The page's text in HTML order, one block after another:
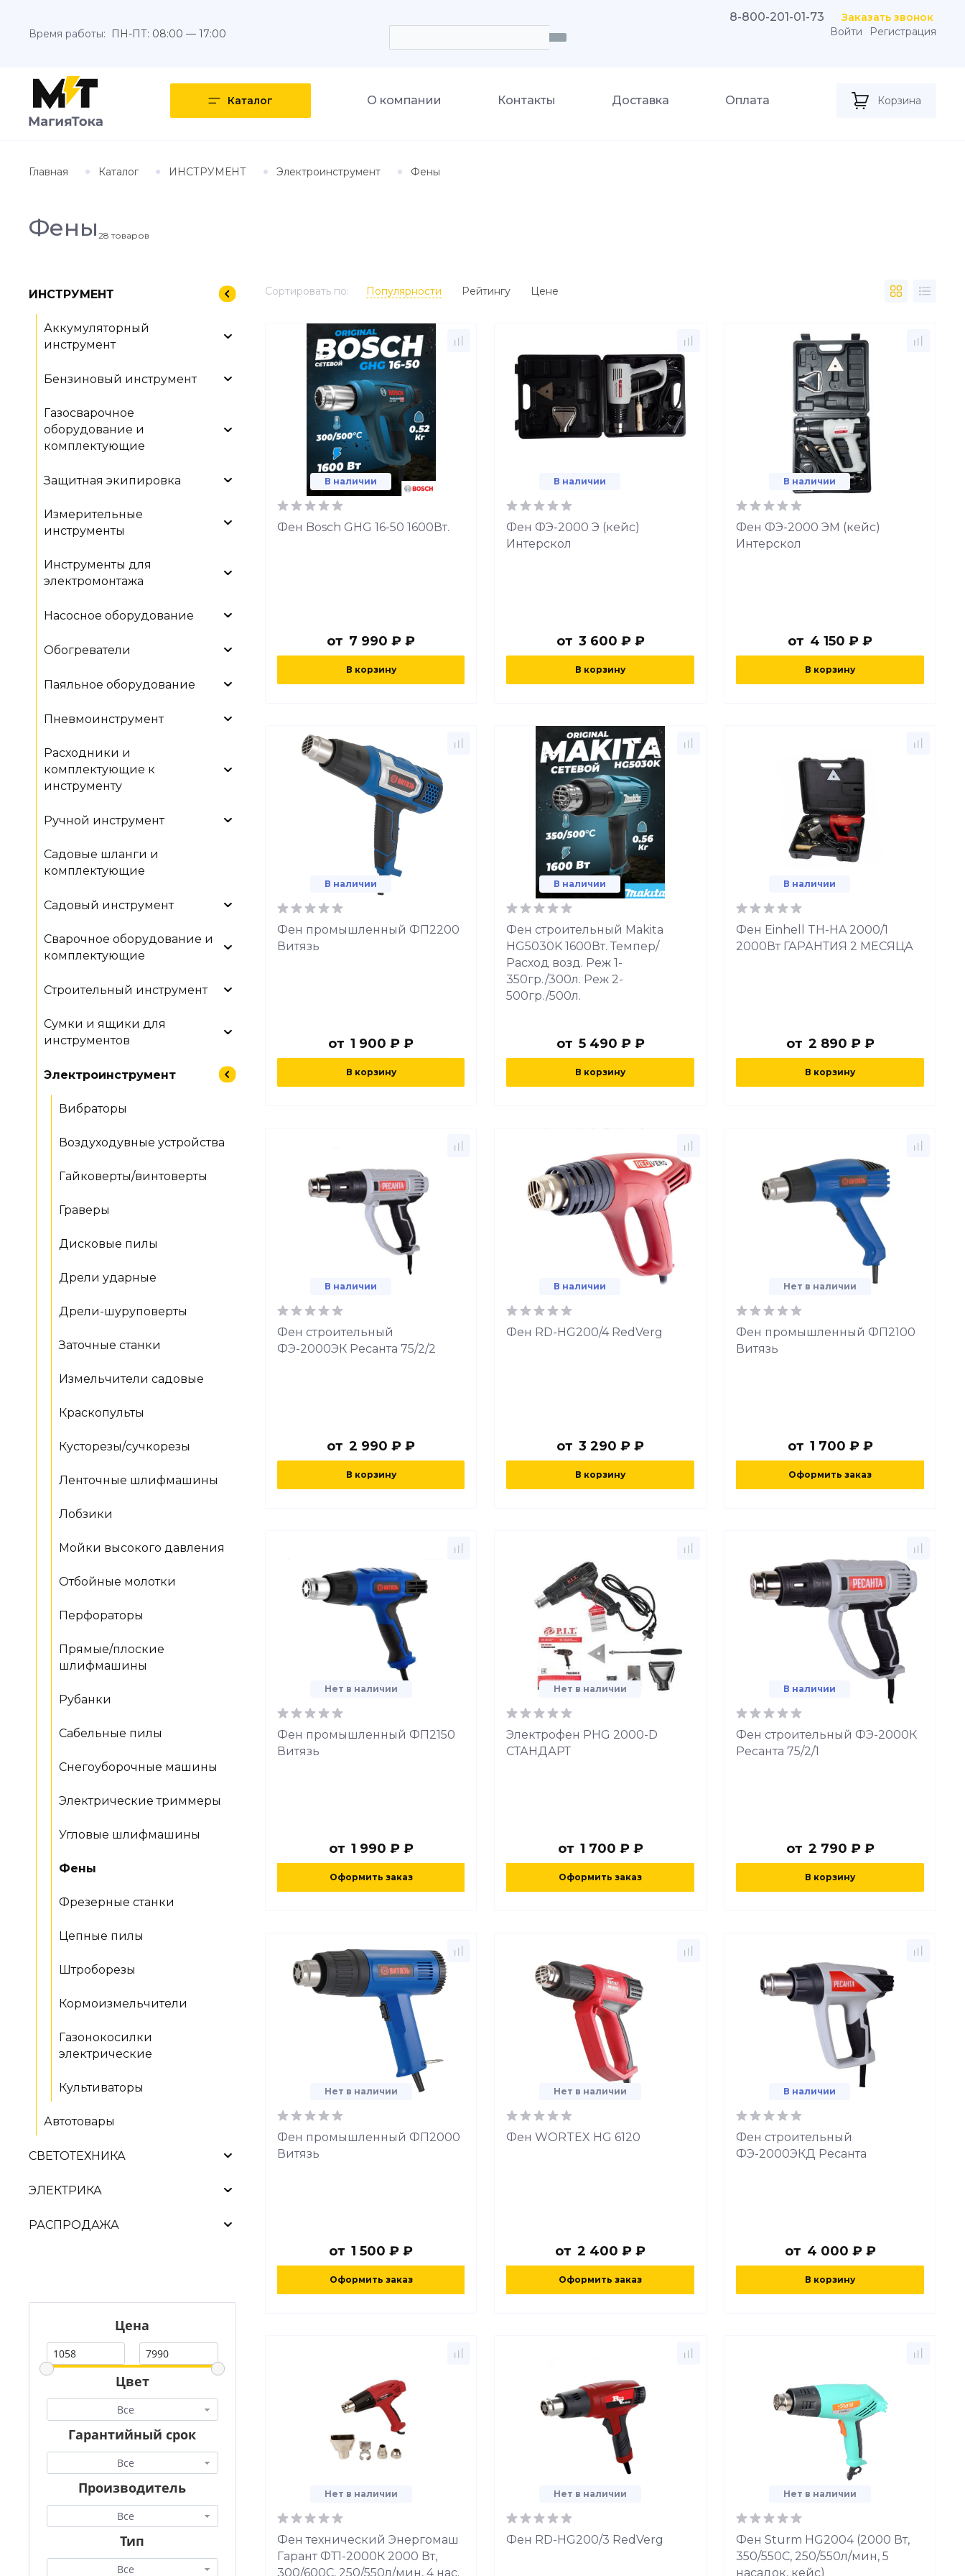
Время работы: ПН-ПТ: 08:00 — 17:00
8-800-201-01-73
Заказать звонок
Войти
Регистрация
Каталог О компании Контакты Доставка Оплата Корзина
Главная Каталог ИНСТРУМЕНТ Электроинструмент Фены
Фены 28 товаров
ИНСТРУМЕНТ
Аккумуляторный
инструмент
Бензиновый инструмент
Газосварочное
оборудование и
комплектующие
Защитная экипировка
Измерительные
инструменты
Инструменты для
электромонтажа
Насосное оборудование
Обогреватели
Паяльное оборудование
Пневмоинструмент
Расходники и
комплектующие к
инструменту
Ручной инструмент
Садовые шланги и
комплектующие
Садовый инструмент
Сварочное оборудование и
комплектующие
Строительный инструмент
Сумки и ящики для
инструментов
Электроинструмент
Вибраторы
Воздуходувные устройства
Гайковерты/винтоверты
Граверы
Дисковые пилы
Дрели ударные
Дрели-шуруповерты
Заточные станки
Измельчители садовые
Краскопульты
Кусторезы/сучкорезы
Ленточные шлифмашины
Лобзики
Мойки высокого давления
Отбойные молотки
Перфораторы
Прямые/плоские
шлифмашины
Рубанки
Сабельные пилы
Снегоуборочные машины
Электрические триммеры
Угловые шлифмашины
Фены
Фрезерные станки
Цепные пилы
Штроборезы
Кормоизмельчители
Газонокосилки
электрические
Культиваторы
Автотовары
СВЕТОТЕХНИКА
ЭЛЕКТРИКА
РАСПРОДАЖА
Цена
Цвет
Все
Гарантийный срок
Все
Производитель
Все
Тип
Все
Сортировать по: Популярности Рейтингу Цене
В наличии
Фен Bosch GHG 16-50 1600Вт.
от 7 990 ₽ ₽
В корзину
В наличии
Фен ФЭ-2000 Э (кейс)
Интерскол
от 3 600 ₽ ₽
В корзину
В наличии
Фен ФЭ-2000 ЭМ (кейс)
Интерскол
от 4 150 ₽ ₽
В корзину
В наличии
Фен промышленный ФП2200
Витязь
от 1 900 ₽ ₽
В корзину
В наличии
Фен строительный Makita
HG5030K 1600Вт. Темпер/
Расход возд. Реж 1-
350гр./300л. Реж 2-
500гр./500л.
от 5 490 ₽ ₽
В корзину
В наличии
Фен Einhell TH-HA 2000/1
2000Вт ГАРАНТИЯ 2 МЕСЯЦА
от 2 890 ₽ ₽
В корзину
В наличии
Фен строительный
ФЭ-2000ЭК Ресанта 75/2/2
от 2 990 ₽ ₽
В корзину
В наличии
Фен RD-HG200/4 RedVerg
от 3 290 ₽ ₽
В корзину
Нет в наличии
Фен промышленный ФП2100
Витязь
от 1 700 ₽ ₽
Оформить заказ
Нет в наличии
Фен промышленный ФП2150
Витязь
от 1 990 ₽ ₽
Оформить заказ
Нет в наличии
Электрофен PHG 2000-D
СТАНДАРТ
от 1 700 ₽ ₽
Оформить заказ
В наличии
Фен строительный ФЭ-2000К
Ресанта 75/2/1
от 2 790 ₽ ₽
В корзину
Нет в наличии
Фен промышленный ФП2000
Витязь
от 1 500 ₽ ₽
Оформить заказ
Нет в наличии
Фен WORTEX HG 6120
от 2 400 ₽ ₽
Оформить заказ
В наличии
Фен строительный
ФЭ-2000ЭКД Ресанта
от 4 000 ₽ ₽
В корзину
Нет в наличии
Фен технический Энергомаш
Гарант ФТ1-2000К 2000 Вт,
300/600C, 250/550л/мин, 4 нас.
Нет в наличии
Фен RD-HG200/3 RedVerg
Нет в наличии
Фен Sturm HG2004 (2000 Вт,
350/550C, 250/550л/мин, 5
насадок, кейс)